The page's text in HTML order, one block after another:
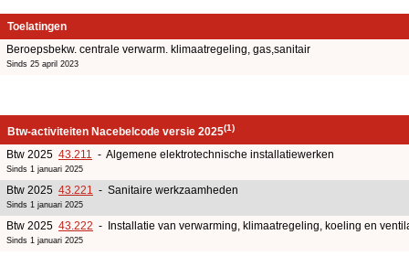
Toelatingen
Beroepsbekw. centrale verwarm. klimaatregeling, gas,sanitair
Sinds 25 april 2023
Btw-activiteiten Nacebelcode versie 2025(1)
Btw 2025 43.211 - Algemene elektrotechnische installatiewerken
Sinds 1 januari 2025
Btw 2025 43.221 - Sanitaire werkzaamheden
Sinds 1 januari 2025
Btw 2025 43.222 - Installatie van verwarming, klimaatregeling, koeling en
Sinds 1 januari 2025